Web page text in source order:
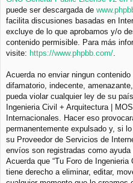
puede ser descargada de
facilita discusiones basadas en
excluye de lo que aprobamos y/o
contenido permisible. Para más
visite: https://www.phpbb.com/
Acuerda no enviar ningun
difamatorio, indecente,
pueda violar cualquier ley de su
Ingenieria Civil + Arquitectura |
Internacionales. Hacer eso
permanentemente expulsado y, si
su Proveedor de Servicios de
envíos son registradas como ayuda
Acuerda que “Tu Foro de
tiene derecho a eliminar, editar,